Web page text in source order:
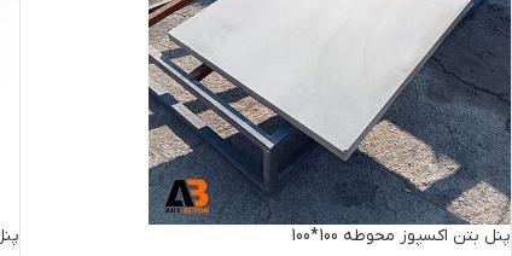
پنل بتن اکسپوز محوطه 100*100